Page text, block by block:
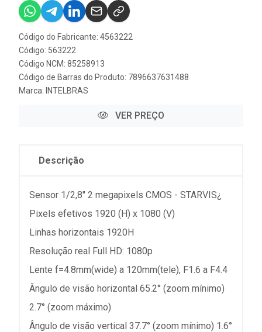
Código do Fabricante: 4563222
Código: 563222
Código NCM: 85258913
Código de Barras do Produto: 7896637631488
Marca: INTELBRAS
VER PREÇO
Descrição
Sensor 1/2,8" 2 megapixels CMOS - STARVIS¿
Pixels efetivos 1920 (H) x 1080 (V)
Linhas horizontais 1920H
Resolução real Full HD: 1080p
Lente f=4.8mm(wide) a 120mm(tele), F1.6 a F4.4
Ângulo de visão horizontal 65.2° (zoom mínimo)
2.7° (zoom máximo)
Ângulo de visão vertical 37.7° (zoom mínimo) 1.6°